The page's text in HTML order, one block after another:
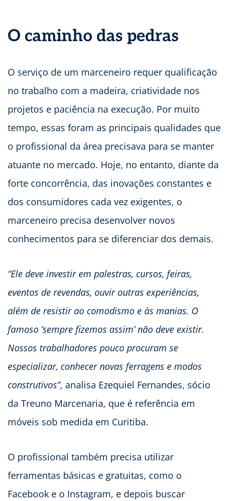
O caminho das pedras
O serviço de um marceneiro requer qualificação
no trabalho com a madeira, criatividade nos
projetos e paciência na execução. Por muito
tempo, essas foram as principais qualidades que
o profissional da área precisava para se manter
atuante no mercado. Hoje, no entanto, diante da
forte concorrência, das inovações constantes e
dos consumidores cada vez exigentes, o
marceneiro precisa desenvolver novos
conhecimentos para se diferenciar dos demais.
“Ele deve investir em palestras, cursos, feiras,
eventos de revendas, ouvir outras experiências,
além de resistir ao comodismo e às manias. O
famoso ‘sempre fizemos assim’ não deve existir.
Nossos trabalhadores pouco procuram se
especializar, conhecer novas ferragens e modos
construtivos”, analisa Ezequiel Fernandes, sócio
da Treuno Marcenaria, que é referência em
móveis sob medida em Curitiba.
O profissional também precisa utilizar
ferramentas básicas e gratuitas, como o
Facebook e o Instagram, e depois buscar